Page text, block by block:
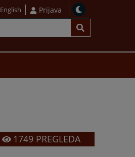
English Prijava
1749PREGLEDA